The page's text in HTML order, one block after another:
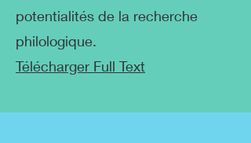
potentialités de la recherche
philologique.
Télécharger Full Text